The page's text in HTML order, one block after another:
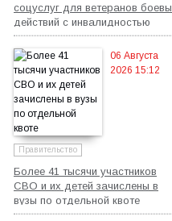
соцуслуг для ветеранов
действий с инвалидностью
06 Августа
2026 15:12
Правительство
Более 41 тысячи участников
СВО и их детей зачислены в
вузы по отдельной квоте